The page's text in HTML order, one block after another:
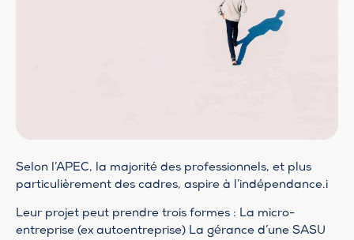
Selon l’APEC, la majorité des professionnels, et plus
particulièrement des cadres, aspire à l’indépendance.i
Leur projet peut prendre trois formes : La micro-
entreprise (ex autoentreprise) La gérance d’une SASU